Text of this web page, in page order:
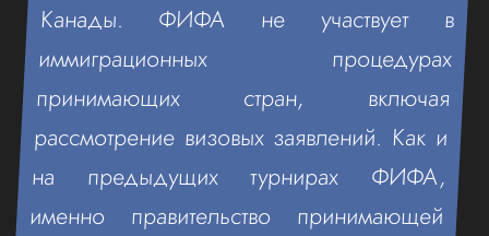
Канады. ФИФА не участвует в
иммиграционных процедурах
принимающих стран, включая
рассмотрение визовых заявлений. Как и
на предыдущих турнирах ФИФА,
именно правительство принимающей